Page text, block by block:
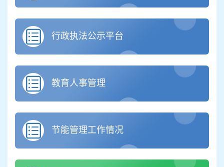
行政执法公示平台
教育人事管理
节能管理工作情况